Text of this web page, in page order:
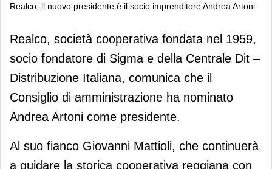
Realco, il nuovo presidente è il socio imprenditore Andrea Artoni
Realco, il nuovo presidente è il socio
imprenditore Andrea Artoni
Realco, società cooperativa fondata nel 1959,
socio fondatore di Sigma e della Centrale Dit –
Distribuzione Italiana, comunica che il
Consiglio di amministrazione ha nominato
Andrea Artoni come presidente.
Al suo fianco Giovanni Mattioli, che continuerà
a guidare la storica cooperativa reggiana con